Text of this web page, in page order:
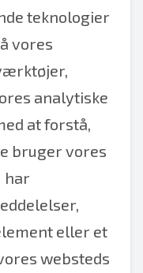
teknologier
vores
analytiske
at forstå,
bruger vores
har
eller et
websteds